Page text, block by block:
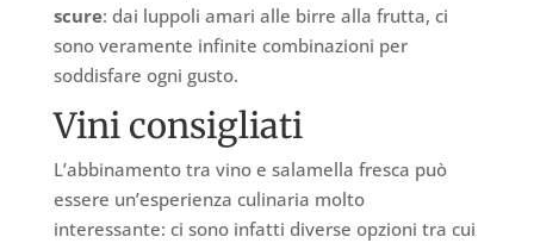
scure: dai luppoli amari alle birre alla frutta, ci
sono veramente infinite combinazioni per
soddisfare ogni gusto.
Vini consigliati
L’abbinamento tra vino e salamella fresca può
essere un’esperienza culinaria molto
interessante: ci sono infatti diverse opzioni tra cui